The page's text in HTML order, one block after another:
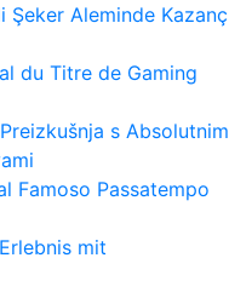
Şeker Aleminde Kazanç
du Titre de Gaming
s Absolutnim
Famoso Passatempo
mit